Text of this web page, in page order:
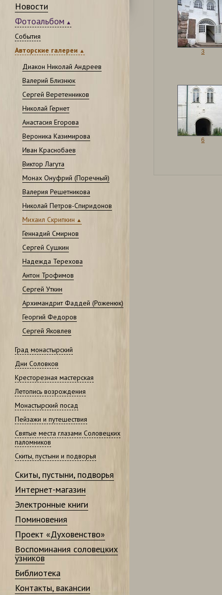
Новости
Фотоальбом
События
Авторские галереи
Диакон Николай Андреев
Валерий Близнюк
Сергей Веретенников
Николай Гернет
Анастасия Егорова
Вероника Казимирова
Иван Краснобаев
Виктор Лагута
Монах Онуфрий (Поречный)
Валерия Решетникова
Николай Петров-Спиридонов
Михаил Скрипкин
Геннадий Смирнов
Сергей Сушкин
Надежда Терехова
Антон Трофимов
Сергей Уткин
Архимандрит Фаддей (Роженюк)
Георгий Федоров
Сергей Яковлев
Град монастырский
Дни Соловков
Кресторезная мастерская
Летопись возрождения
Монастырский посад
Пейзажи и путешествия
Святые места глазами Соловецких
паломников
Скиты, пустыни и подворья
Скиты, пустыни, подворья
Интернет-магазин
Электронные книги
Поминовения
Проект «Духовенство»
Воспоминания соловецких
узников
Библиотека
Контакты, вакансии
3
6